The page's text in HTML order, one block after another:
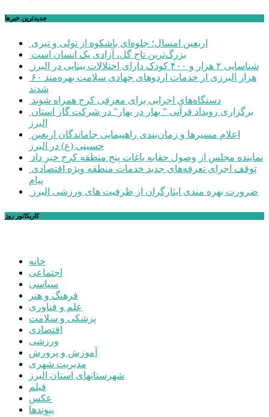
جديدترين خبرها
اربعین امسال؛ جلوه‌ای باشکوه از تولی و تبری
بزرگ‌ترین تاج گل، آزادی یک انسان است
شناسایی ۲ هزار و ۴۰۰ کودک دارای اختلالات بینایی در البرز
۶۰ هزار البرزی از خدمات اردوهای جهادی سلامت بهره‌مند
شدند
دستگاه‌های اجرایی برای معرفی کرج همراه شوند
البرز
حسینی (ع) در البرز
نماینده مجلس از وصول حقابه باغات پنج منطقه کرج خبر داد
پیام
ضرورت بهره مندی ایثارگران از ظرفیت های ورزشی البرز
کاریکاتور روز
خانه
اجتماعی
سیاسی
فرهنگ و هنر
علم و فناوری
پزشکی و سلامت
اقتصادی
ورزشی
آموزش و پرورش
مدیریت شهری
شهرستانهای استان البرز
فیلم
عکس
پیوندها